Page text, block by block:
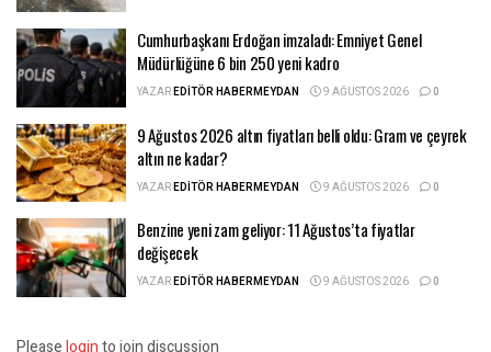
Cumhurbaşkanı Erdoğan imzaladı: Emniyet Genel
Müdürlüğüne 6 bin 250 yeni kadro
YAZAREDITÖR HABERMEYDAN 9 AĞUSTOS 2026 0
9 Ağustos 2026 altın fiyatları belli oldu: Gram ve çeyrek
altın ne kadar?
YAZAREDITÖR HABERMEYDAN 9 AĞUSTOS 2026 0
Benzine yeni zam geliyor: 11 Ağustos’ta fiyatlar
değişecek
YAZAREDITÖR HABERMEYDAN 9 AĞUSTOS 2026 0
Pleaseloginto join discussion